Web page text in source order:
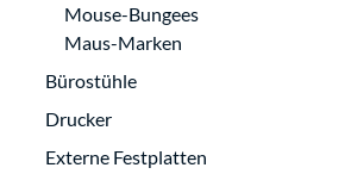
Mouse-Bungees
Maus-Marken
Bürostühle
Drucker
Externe Festplatten